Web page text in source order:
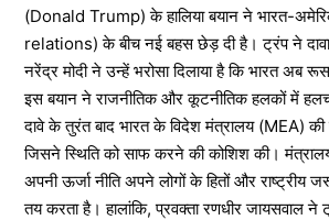
(Donald Trump) के हालिया बयान ने भारत-
relations) के बीच नई बहस छेड़ दी है। ट्रंप ने दावा
नरेंद्र मोदी ने उन्हें भरोसा दिलाया है कि भारत अब
इस बयान ने राजनीतिक और कूटनीतिक हलकों में
दावे के तुरंत बाद भारत के विदेश मंत्रालय (MEA) की
जिसने स्थिति को साफ करने की कोशिश की।
अपनी ऊर्जा नीति अपने लोगों के हितों और राष्ट्रीय
तय करता है। हालांकि, प्रवक्ता रणधीर जायसवाल ने